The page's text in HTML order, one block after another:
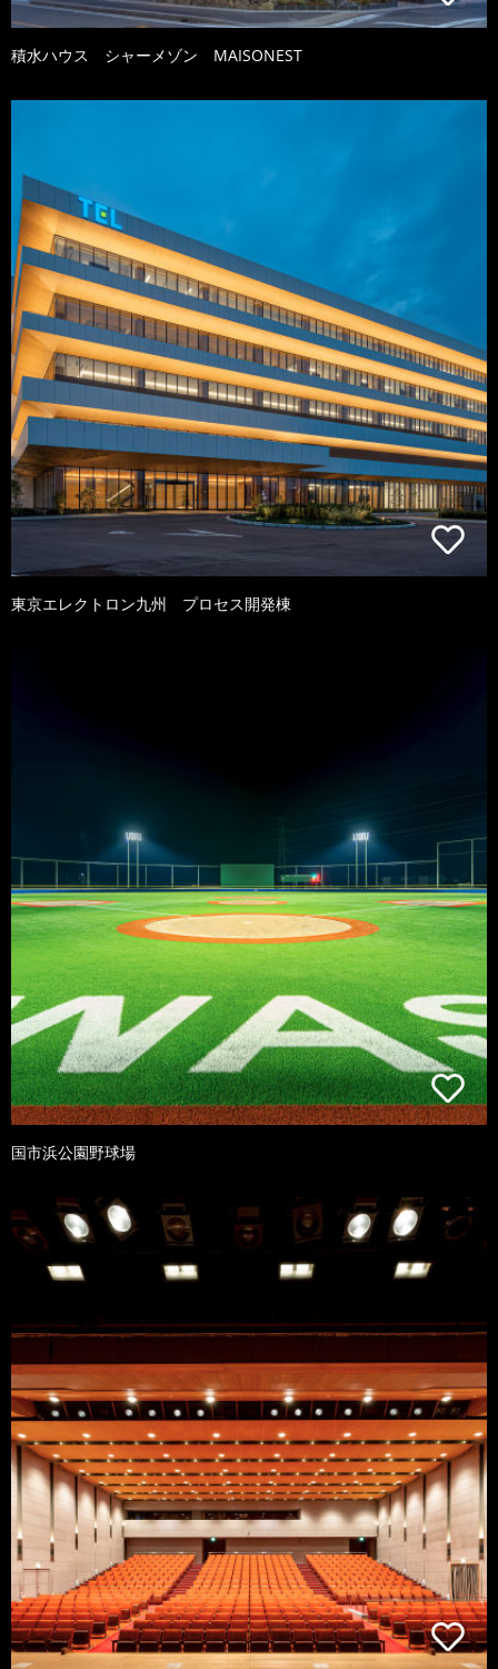
積水ハウス シャーメゾン MAISONEST
東京エレクトロン九州 プロセス開発棟
国市浜公園野球場